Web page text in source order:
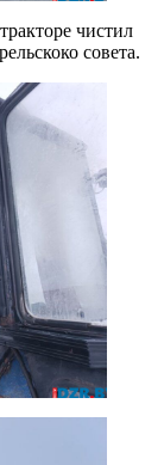
чистил
совета.